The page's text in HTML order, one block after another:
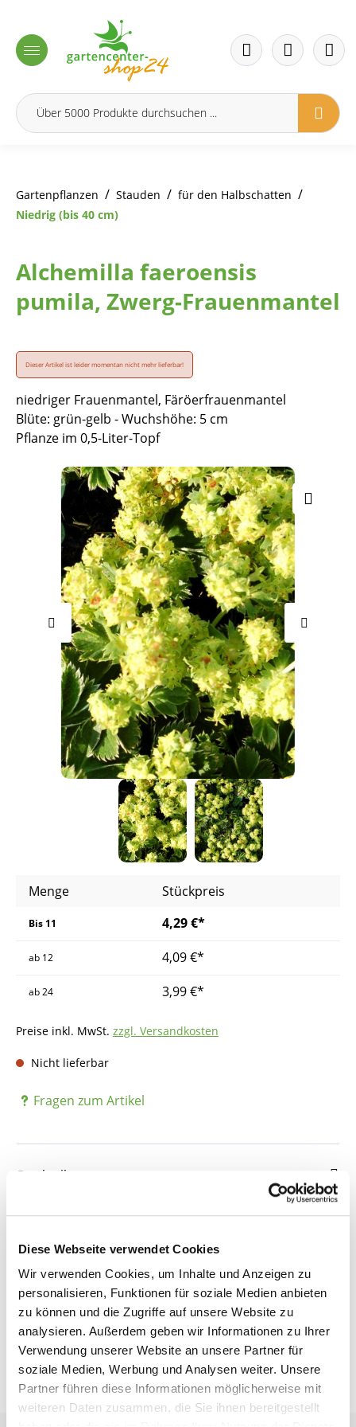
Diese Webseite verwendet Cookies
Wir verwenden Cookies, um Inhalte und Anzeigen zu
personalisieren, Funktionen für soziale Medien anbieten
zu können und die Zugriffe auf unsere Website zu
analysieren. Außerdem geben wir Informationen zu Ihrer
Verwendung unserer Website an unsere Partner für
soziale Medien, Werbung und Analysen weiter. Unsere
Partner führen diese Informationen möglicherweise mit
weiteren Daten zusammen, die Sie ihnen bereitgestellt
Gartenpflanzen / Stauden / für den Halbschatten /
Niedrig (bis 40 cm)
Alchemilla faeroensis
pumila, Zwerg-Frauenmantel
Dieser Artikel ist leider momentan nicht mehr lieferbar!
niedriger Frauenmantel, Färöerfrauenmantel
Blüte: grün-gelb - Wuchshöhe: 5 cm
Pflanze im 0,5-Liter-Topf
Menge Stückpreis
Bis 11 4,29 €*
ab 12 4,09 €*
ab24 3,99 €*
Preise inkl. MwSt. zzgl. Versandkosten
Nicht lieferbar
Fragen zum Artikel
Beschreibung
Bewertungen